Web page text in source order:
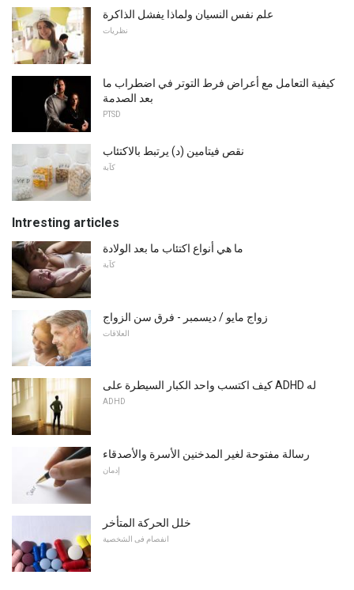
علم نفس النسيان ولماذا يفشل الذاكرة
نظريات
كيفية التعامل مع أعراض فرط التوتر في اضطراب ما
بعد الصدمة
PTSD
نقص فيتامين (د) يرتبط بالاكتئاب
كآبة
Intresting articles
ما هي أنواع اكتئاب ما بعد الولادة
كآبة
زواج مايو / ديسمبر - فرق سن الزواج
العلاقات
كيف اكتسب واحد الكبار السيطرة على ADHD له
ADHD
رسالة مفتوحة لغير المدخنين الأسرة والأصدقاء
إدمان
خلل الحركة المتأخر
انفصام فى الشخصية